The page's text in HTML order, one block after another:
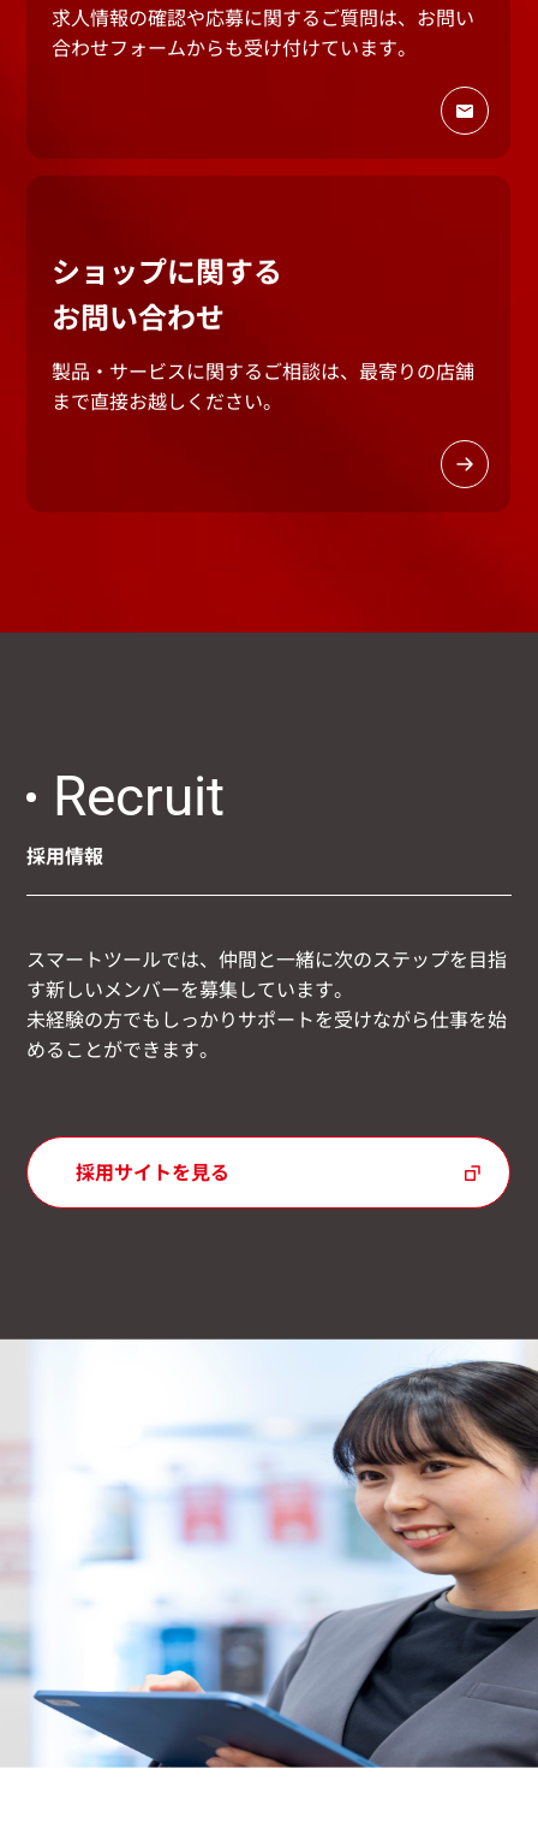
求人情報の確認や応募に関するご質問は、 お問い
合わせフォームからも受け付けています。
ショップに関する
お問い合わせ
製品・サービスに関するご相談は、最寄りの店舗
まで直接お越しください。
Recruit
採用情報
スマートツールでは、仲間と一緒に次のステップを目指
す新しいメンバーを募集しています。
未経験の方でもしっかりサポートを受けながら仕事を始
めることができます。
採用サイトを見る